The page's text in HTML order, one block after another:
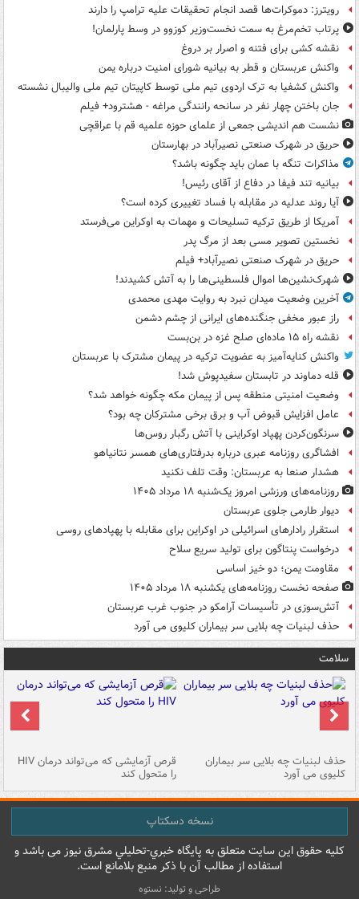
رویترز: دموکرات‌ها قصد انجام تحقیقات علیه ترامپ را دارند
پرتاب تخم‌مرغ به سمت نخست‌وزیر کوزوو در وسط پارلمان!
نقشه کشی برای فتنه و اصرار بر دروغ
واکنش عربستان و قطر به بیانیه شورای امنیت درباره یمن
واکنش کشفیا به ترک اردوی تیم ملی توسط کاپیتان تیم ملی والیبال نشسته
جان باختن چهار نفر در سانحه رانندگی مراغه - هشترود+ فیلم
نشست هم اندیشی جمعی از علمای حوزه علمیه قم با عراقچی
حریق در شهرک صنعتی نصیرآباد در بهارستان
مذاکرات تنگه با عمان باید چگونه باشد؟
بیانیه تند فیفا در دفاع از آقای رئیس!
آیا روند عدلیه در مقابله با فساد تغییری کرده است؟
آمریکا از طریق ترکیه تسلیحات و مهمات به اوکراین می‌فرستد
نخستین تصویر مسی بعد از مرگ پدر
حریق در شهرک صنعتی نصیرآباد+ فیلم
شهرک‌نشین‌ها اموال فلسطینی‌ها را به آتش کشیدند!
آخرین وضعیت میدان نبرد به روایت مهدی محمدی
راز عبور مخفی جنگنده‌های ایرانی از چشم دشمن
نقشه راه ۱۵ ماده‌ای صلح غزه در بن‌بست
واکنش کنایه‌آمیز به عضویت ترکیه در پیمان مشترک با عربستان
قله دماوند در تابستان سفیدپوش شد!
وضعیت امنیتی منطقه پس از پیمان مکه چگونه خواهد شد؟
عامل افزایش قبوض آب و برق برخی مشترکان چه بود؟
سرنگون‌کردن پهپاد اوکراینی با آتش رگبار روس‌ها
افشاگری روزنامه عبری درباره بدرفتاری‌های همسر نتانیاهو
هشدار صنعا به عربستان: وقت تلف نکنید
روزنامه‌های ورزشی امروز یک‌شنبه ۱۸ مرداد ۱۴۰۵
دیوار طارمی جلوی عربستان
استقرار رادارهای اسرائیلی در اوکراین برای مقابله با پهپادهای روسی
درخواست پنتاگون برای تولید سریع سلاح
مقاومت یمن؛ دو خیز اساسی
صفحه نخست روزنامه‌های یکشنبه ۱۸ مرداد ۱۴۰۵
آتش‌سوزی در تأسیسات آرامکو در جنوب غرب عربستان
حذف لبنیات چه بلایی سر بیماران کلیوی می آورد
سلامت
حذف لبنیات چه بلایی سر بیماران
کلیوی می آورد
قرص آزمایشی که می‌تواند درمان HIV
را متحول کند
نسخه دسکتاپ
کليه حقوق اين سايت متعلق به پایگاه خبري-تحليلي مشرق نيوز می باشد و
استفاده از مطالب آن با ذکر منبع بلامانع است.
طراحی و تولید: نستوه